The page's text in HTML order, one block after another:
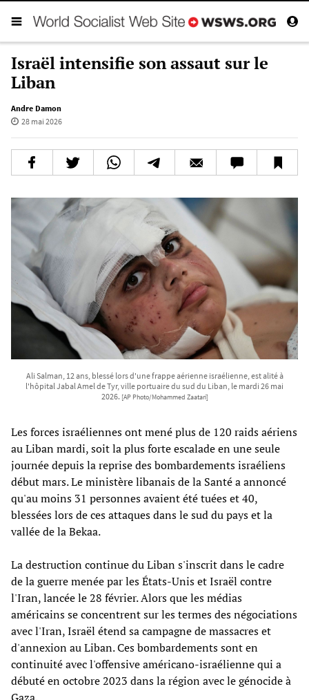
Israël intensifie son assaut sur le
Liban
Andre Damon
28 mai 2026
Ali Salman, 12 ans, blessé lors d'une frappe aérienne israélienne, est alité à
l'hôpital Jabal Amel de Tyr, ville portuaire du sud du Liban, le mardi 26 mai
2026. [AP Photo/Mohammed Zaatari]
Les forces israéliennes ont mené plus de 120 raids aériens
au Liban mardi, soit la plus forte escalade en une seule
journée depuis la reprise des bombardements israéliens
début mars. Le ministère libanais de la Santé a annoncé
qu'au moins 31 personnes avaient été tuées et 40,
blessées lors de ces attaques dans le sud du pays et la
vallée de la Bekaa.
La destruction continue du Liban s'inscrit dans le cadre
de la guerre menée par les États-Unis et Israël contre
l'Iran, lancée le 28 février. Alors que les médias
américains se concentrent sur les termes des négociations
avec l'Iran, Israël étend sa campagne de massacres et
d'annexion au Liban. Ces bombardements sont en
continuité avec l'offensive américano-israélienne qui a
débuté en octobre 2023 dans la région avec le génocide à
Gaza.